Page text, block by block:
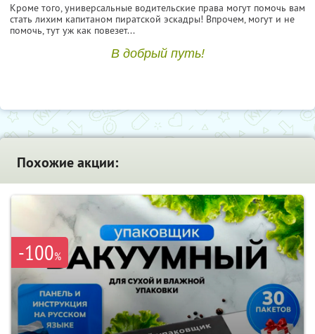
Кроме того, универсальные водительские права могут помочь вам
стать лихим капитаном пиратской эскадры! Впрочем, могут и не
помочь, тут уж как повезет...
В добрый путь!
Похожие акции:
-100%